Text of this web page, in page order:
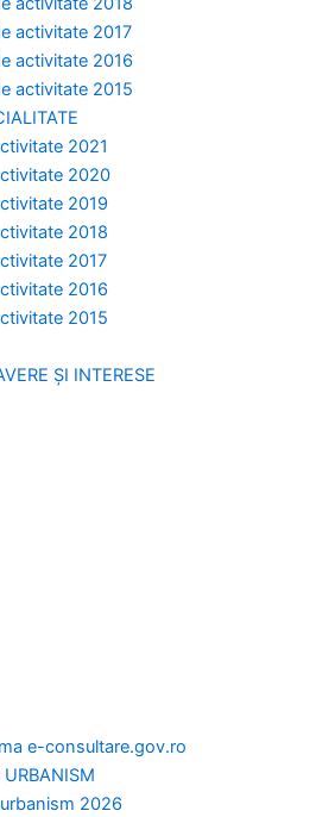
activitate 2017
activitate 2016
activitate 2015
2021
2020
2019
2018
2017
2016
2015
ȘI INTERESE
e-consultare.gov.ro
2026